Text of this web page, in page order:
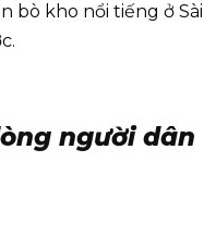
bò kho nổi tiếng ở Sài
người dân